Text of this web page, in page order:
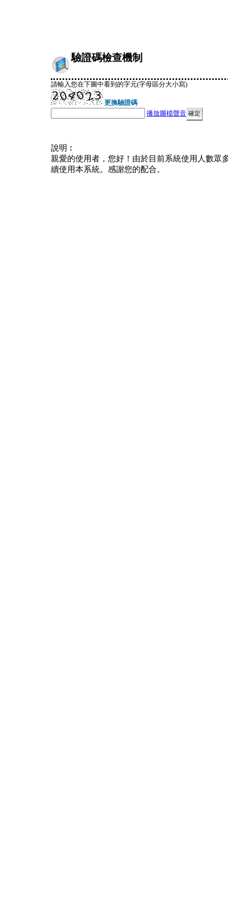
驗證碼檢查機制
請輸入您在下圖中看到的字元(字母區分大小寫)
更換驗證碼
播放圖檔聲音
說明︰
親愛的使用者，您好！由於目前系統使用人數眾
續使用本系統。感謝您的配合。